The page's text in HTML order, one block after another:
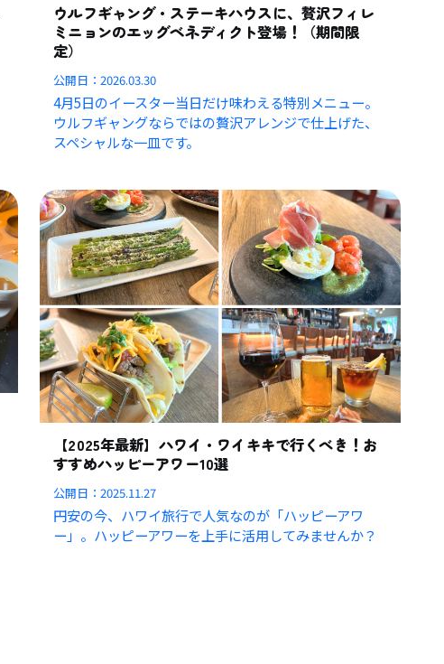
ウルフギャング・ステーキハウスに、贅沢フィレ
ミニョンのエッグベネディクト登場！（期間限
定）
公開日：2026.03.30
4月5日のイースター当日だけ味わえる特別メニュー。
ウルフギャングならではの贅沢アレンジで仕上げた、
スペシャルな一皿です。
【2025年最新】ハワイ・ワイキキで行くべき！お
すすめハッピーアワー10選
公開日：2025.11.27
円安の今、ハワイ旅行で人気なのが「ハッピーアワ
ー」。ハッピーアワーを上手に活用してみませんか？